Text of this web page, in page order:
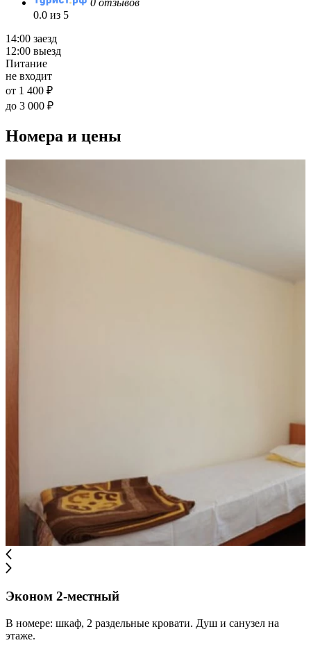
0.0 из 5
14:00 заезд
12:00 выезд
Питание
не входит
от 1 400 ₽
до 3 000 ₽
Номера и цены
Эконом 2-местный
В номере: шкаф, 2 раздельные кровати. Душ и санузел на
этаже.